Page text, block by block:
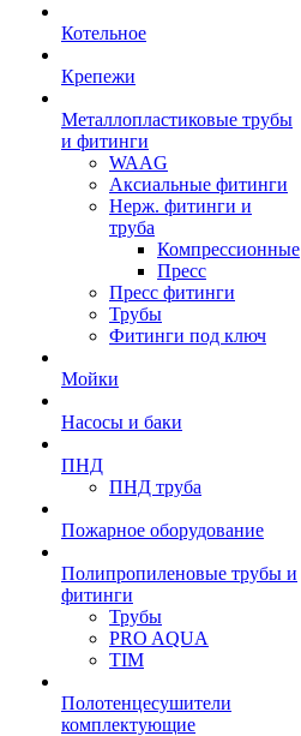
Котельное
Крепежи
Металлопластиковые трубы
и фитинги
WAAG
Аксиальные фитинги
Нерж. фитинги и
труба
Компрессионные
Пресс
Пресс фитинги
Трубы
Фитинги под ключ
Мойки
Насосы и баки
ПНД
ПНД труба
Пожарное оборудование
Полипропиленовые трубы и
фитинги
Трубы
PRO AQUA
TIM
Полотенцесушители
комплектующие